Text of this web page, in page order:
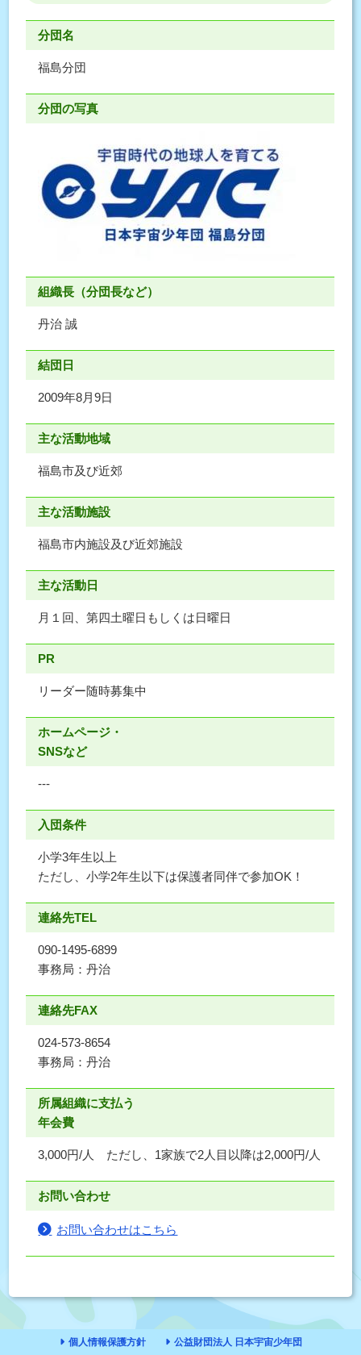
分団名
福島分団
分団の写真
組織長（分団長など）
丹治 誠
結団日
2009年8月9日
主な活動地域
福島市及び近郊
主な活動施設
福島市内施設及び近郊施設
主な活動日
月１回、第四土曜日もしくは日曜日
PR
リーダー随時募集中
ホームページ・
SNSなど
---
入団条件
小学3年生以上
ただし、小学2年生以下は保護者同伴で参加OK！
連絡先TEL
090-1495-6899
事務局：丹治
連絡先FAX
024-573-8654
事務局：丹治
所属組織に支払う
年会費
3,000円/人 ただし、1家族で2人目以降は2,000円/人
お問い合わせ
お問い合わせはこちら
個人情報保護方針 公益財団法人 日本宇宙少年団